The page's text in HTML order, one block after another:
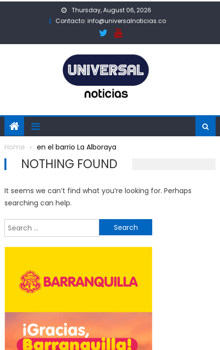
Thursday, August 06, 2026
Contacto: info@universalnoticias.co
Home en el barrio La Alboraya
NOTHING FOUND
It seems we can’t find what you’re looking for. Perhaps
searching can help.
for: